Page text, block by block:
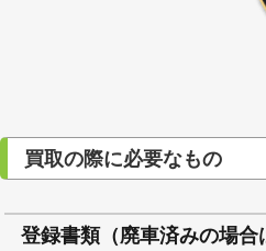
買取の際に必要なもの
登録書類（廃車済みの場合